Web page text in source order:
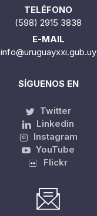
TELÉFONO
(598) 2915 3838
E-MAIL
info@uruguayxxi.gub.uy
SÍGUENOS EN
Twitter
Linkedin
Instagram
YouTube
Flickr